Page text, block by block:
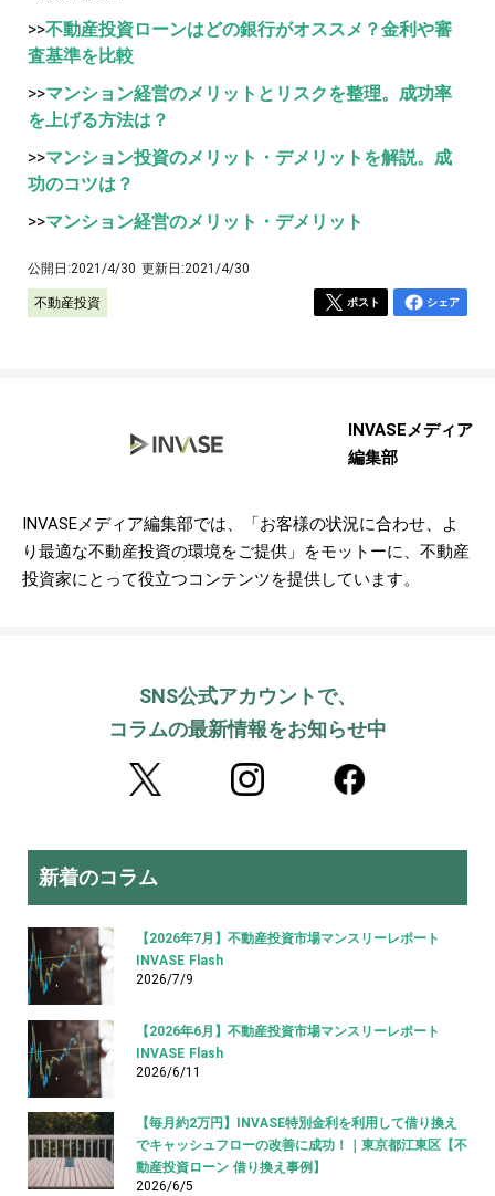
>>不動産投資ローンはどの銀行がオススメ？金利や審
査基準を比較
>>マンション経営のメリットとリスクを整理。成功率
を上げる方法は？
>>マンション投資のメリット・デメリットを解説。成
功のコツは？
>>マンション経営のメリット・デメリット
公開日:2021/4/30 更新日:2021/4/30
不動産投資 ポスト シェア
INVASEメディア
編集部
INVASEメディア編集部では、「お客様の状況に合わせ、よ
り最適な不動産投資の環境をご提供」をモットーに、不動産
投資家にとって役立つコンテンツを提供しています。
SNS公式アカウントで、
コラムの最新情報をお知らせ中
新着のコラム
【2026年7月】不動産投資市場マンスリーレポート
INVASE Flash
2026/7/9
【2026年6月】不動産投資市場マンスリーレポート
INVASE Flash
2026/6/11
【毎月約2万円】INVASE特別金利を利用して借り換え
でキャッシュフローの改善に成功！｜東京都江東区【不
動産投資ローン 借り換え事例】
2026/6/5